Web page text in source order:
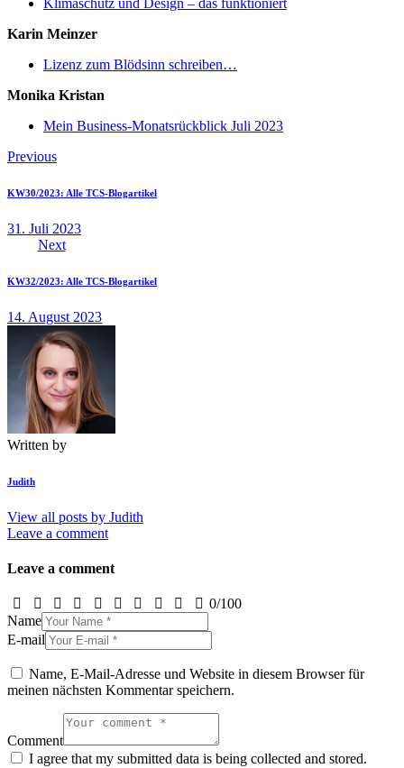
Karin Meinzer
Lizenz zum Blödsinn schreiben…
Monika Kristan
Mein Business-Monatsrückblick Juli 2023
Beitragsnavigation
Previous
KW30/2023: Alle TCS-Blogartikel
31. Juli 2023
Next
KW32/2023: Alle TCS-Blogartikel
14. August 2023
Written by
Judith
View all posts by Judith
Leave a comment
Leave a comment
0/100
Name
E-mail
Name, E-Mail-Adresse und Website in diesem Browser für
meinen nächsten Kommentar speichern.
Comment
I agree that my submitted data is being collected and stored.